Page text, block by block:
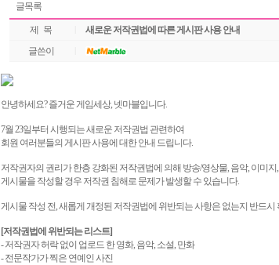
글목록
제 목 새로운 저작권법에 따른 게시판 사용 안내
글쓴이
안녕하세요?즐거운 게임세상, 넷마블입니다.
7월 23일부터 시행되는 새로운 저작권법 관련하여
회원 여러분들의 게시판 사용에 대한 안내 드립니다.
저작권자의 권리가 한층 강화된 저작권법에 의해 방송/영상물, 음악, 이미지 ,
게시물을 작성할 경우 저작권 침해로 문제가 발생할 수 있습니다.
게시물 작성 전,새롭게 개정된 저작권법에 위반되는 사항은 없는지 반드시
[저작권법에 위반되는 리스트]
-저작권자 허락 없이 업로드 한 영화, 음악, 소설, 만화
-전문작가가 찍은 연예인 사진